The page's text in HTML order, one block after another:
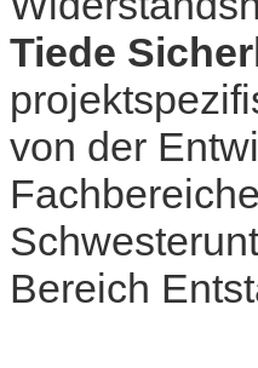
Tiede
von der
Bereich